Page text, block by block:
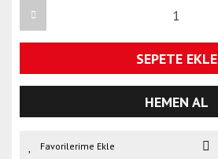
SEPETE EKLE
HEMEN AL